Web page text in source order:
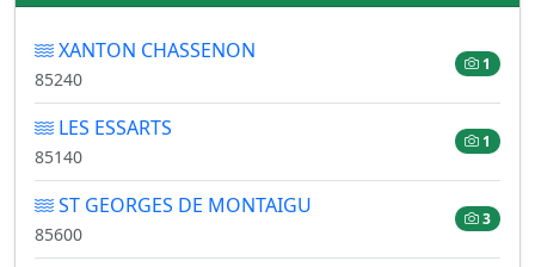
XANTON CHASSENON
85240
1
LES ESSARTS
85140
1
ST GEORGES DE MONTAIGU
85600
3